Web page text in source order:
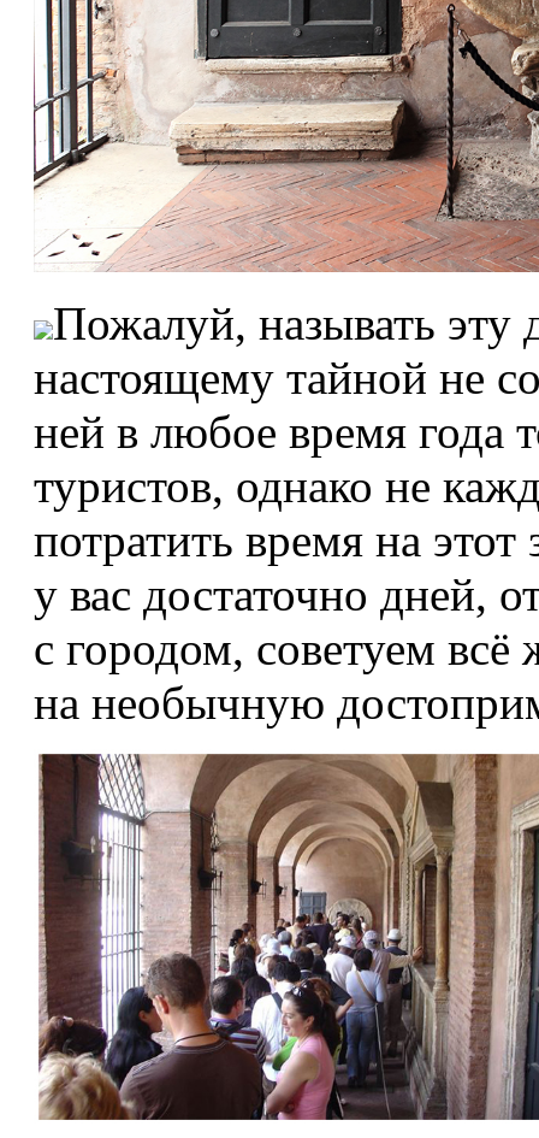
Пожалуй, называть эту
настоящему тайной не
ней в любое время года
туристов, однако не
потратить время на
у вас достаточно дней,
с городом, советуем
на необычную